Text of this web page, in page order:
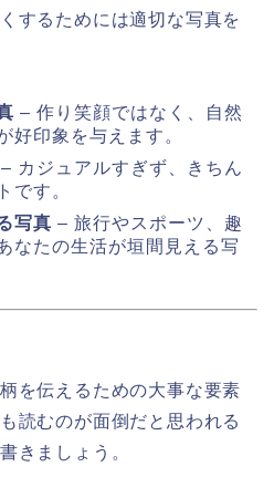
するためには適切な写真を
– 作り笑顔ではなく、自然
好印象を与えます。
– カジュアルすぎず、きちん
です。
写真 – 旅行やスポーツ、趣
なたの生活が垣間見える写
を伝えるための大事な要素
読むのが面倒だと思われる
きましょう。